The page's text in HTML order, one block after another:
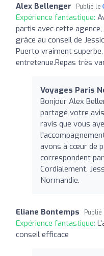
Alex Bellenger Publié le
Expérience fantastique:
partis avec cette
grâce au conseil de
Puerto vraiment
entretenue.Repas très
Voyages Paris
Bonjour Alex
partagé votre
ravis que vous
avons à cœur de
correspondent
Cordialement,
Normandie.
Eliane Bontemps Publié
Expérience fantastique:
conseil efficace